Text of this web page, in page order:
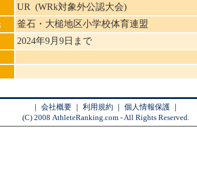
UR (WRk対象外公認大会)
釜石・大槌地区小学校体育連盟
2024年9月9日まで
｜ 会社概要 ｜ 利用規約 ｜ 個人情報保護 ｜
(C) 2008 AthleteRanking.com - All Rights Reserved.